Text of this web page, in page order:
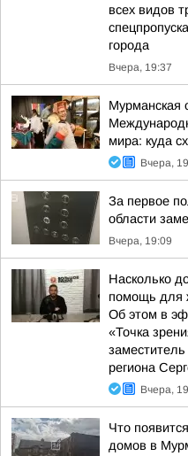
всех видов
города
Вчера, 19:37
Мурманская
мира: куда
Вчера,
За первое
области
Вчера, 19:09
Насколько
помощь для
Об этом в
«Точка
региона
Вчера,
Что
домов в